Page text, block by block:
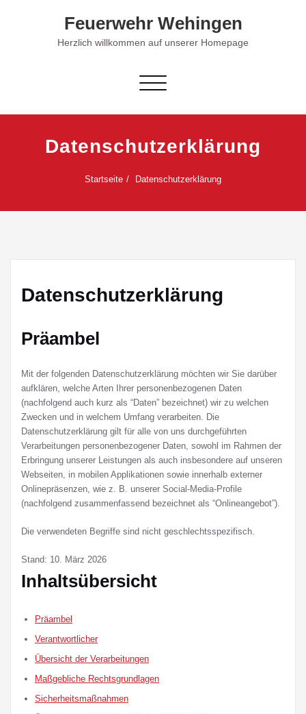
Feuerwehr Wehingen
Herzlich willkommen auf unserer Homepage
Schalte Navigation
Datenschutzerklärung
Startseite Datenschutzerklärung
Datenschutzerklärung
Präambel
Mit der folgenden Datenschutzerklärung möchten wir Sie darüber
aufklären, welche Arten Ihrer personenbezogenen Daten
(nachfolgend auch kurz als “Daten” bezeichnet) wir zu welchen
Zwecken und in welchem Umfang verarbeiten. Die
Datenschutzerklärung gilt für alle von uns durchgeführten
Verarbeitungen personenbezogener Daten, sowohl im Rahmen der
Erbringung unserer Leistungen als auch insbesondere auf unseren
Webseiten, in mobilen Applikationen sowie innerhalb externer
Onlinepräsenzen, wie z. B. unserer Social-Media-Profile
(nachfolgend zusammenfassend bezeichnet als “Onlineangebot”).
Die verwendeten Begriffe sind nicht geschlechtsspezifisch.
Stand: 10. März 2026
Inhaltsübersicht
Präambel
Verantwortlicher
Übersicht der Verarbeitungen
Maßgebliche Rechtsgrundlagen
Sicherheitsmaßnahmen